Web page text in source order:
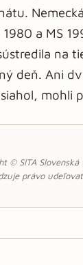
a MS
na
deň. Ani
mohli
© SITA
právo